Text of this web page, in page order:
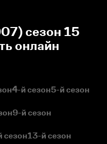
сезон 15
онлайн
4-й сезон5-й сезон
9-й сезон
сезон13-й сезон